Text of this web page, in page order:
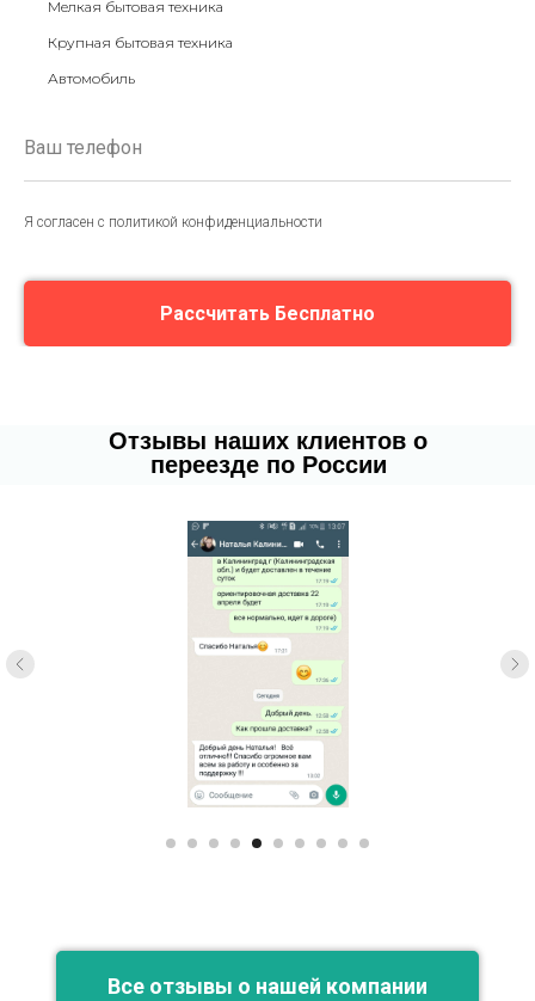
Мелкая бытовая техника
Крупная бытовая техника
Автомобиль
Я согласен с политикой конфиденциальности
Рассчитать Бесплатно
Отзывы наших клиентов о
переезде по России
Все отзывы о нашей компании